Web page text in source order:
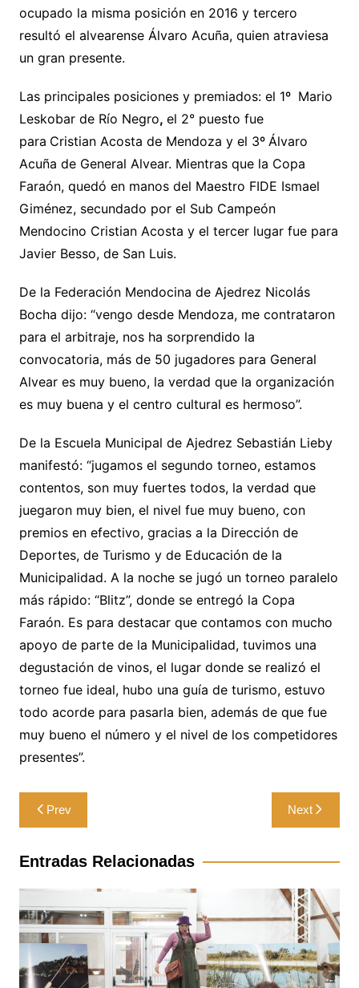
ocupado la misma posición en 2016 y tercero
resultó el alvearense Álvaro Acuña, quien atraviesa
un gran presente.
Las principales posiciones y premiados: el 1º Mario
Leskobar de Río Negro, el 2° puesto fue
para Cristian Acosta de Mendoza y el 3º Álvaro
Acuña de General Alvear. Mientras que la Copa
Faraón, quedó en manos del Maestro FIDE Ismael
Giménez, secundado por el Sub Campeón
Mendocino Cristian Acosta y el tercer lugar fue para
Javier Besso, de San Luis.
De la Federación Mendocina de Ajedrez Nicolás
Bocha dijo: “vengo desde Mendoza, me contrataron
para el arbitraje, nos ha sorprendido la
convocatoria, más de 50 jugadores para General
Alvear es muy bueno, la verdad que la organización
es muy buena y el centro cultural es hermoso”.
De la Escuela Municipal de Ajedrez Sebastián Lieby
manifestó: “jugamos el segundo torneo, estamos
contentos, son muy fuertes todos, la verdad que
juegaron muy bien, el nivel fue muy bueno, con
premios en efectivo, gracias a la Dirección de
Deportes, de Turismo y de Educación de la
Municipalidad. A la noche se jugó un torneo paralelo
más rápido: “Blitz”, donde se entregó la Copa
Faraón. Es para destacar que contamos con mucho
apoyo de parte de la Municipalidad, tuvimos una
degustación de vinos, el lugar donde se realizó el
torneo fue ideal, hubo una guía de turismo, estuvo
todo acorde para pasarla bien, además de que fue
muy bueno el número y el nivel de los competidores
presentes”.
Navegación
de
entradas
Prev Next
Entradas Relacionadas